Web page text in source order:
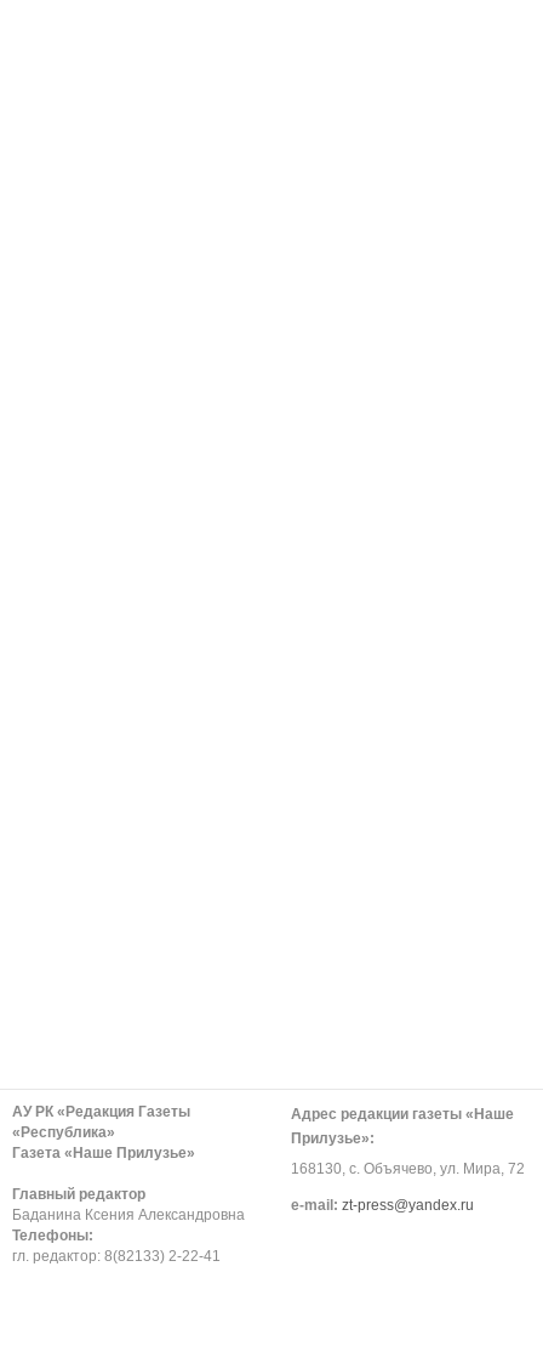
АУ РК «Редакция Газеты
«Республика»
Газета «Наше Прилузье»
Главный редактор
Баданина Ксения Александровна
Телефоны:
гл. редактор: 8(82133) 2-22-41
Адрес редакции газеты «Наше
Прилузье»:
168130, с. Объячево, ул. Мира, 72
е-mail: zt-press@yandex.ru